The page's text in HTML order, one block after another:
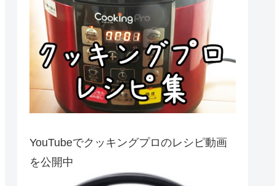
YouTubeでクッキングプロのレシピ動画
を公開中